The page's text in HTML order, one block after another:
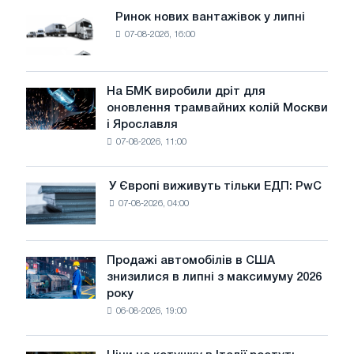
Ринок
нових
вантажівок
у
липні
Ринок нових вантажівок у липні
07-08-2026, 16:00
На
БМК
виробили
трамвайних
колій
Ярославля
На БМК виробили дріт для
оновлення трамвайних колій Москви
і Ярославля
07-08-2026, 11:00
Європі
виживуть
тільки
ЕДП:
PwC
У Європі виживуть тільки ЕДП: PwC
07-08-2026, 04:00
Продажі
автомобілів
в
Продажі автомобілів в США
знизилися в липні з максимуму 2026
року
06-08-2026, 19:00